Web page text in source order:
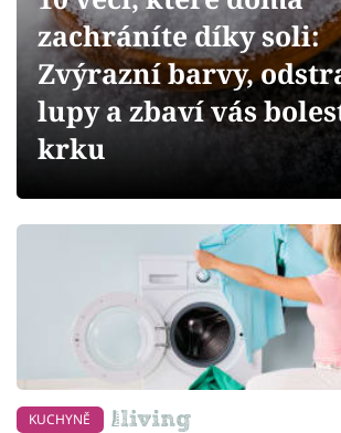
Přihlášení
Sledujte nás
zachráníte díky soli:
Zvýrazní barvy,
lupy a zbaví vás
krku
KUCHYNĚ